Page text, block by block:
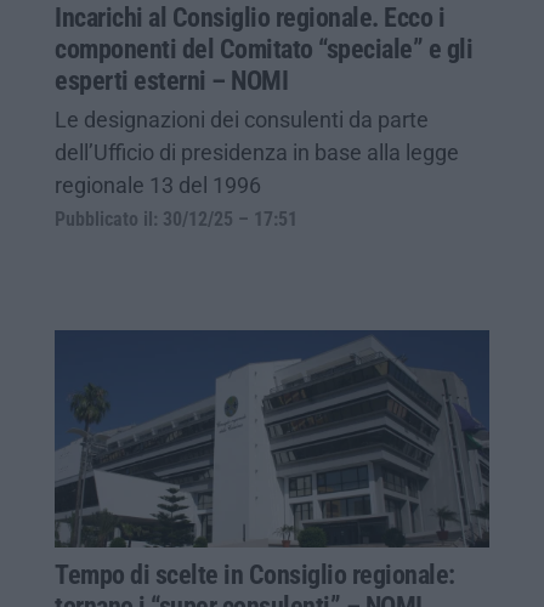
Incarichi al Consiglio regionale. Ecco i
componenti del Comitato “speciale” e gli
esperti esterni – NOMI
Le designazioni dei consulenti da parte
dell’Ufficio di presidenza in base alla legge
regionale 13 del 1996
Pubblicato il: 30/12/25 – 17:51
Tempo di scelte in Consiglio regionale: